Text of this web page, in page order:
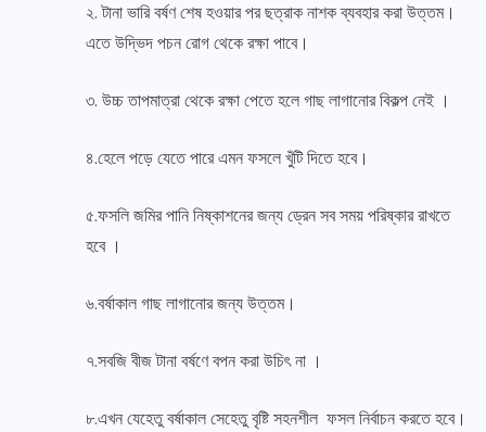
২. টানা ভারি বর্ষণ শেষ হওয়ার পর ছত্রাক নাশক ব্যবহার করা উত্তম।
এতে উদ্ভিদ পচন রোগ থেকে রক্ষা পাবে।
৩. উচ্চ তাপমাত্রা থেকে রক্ষা পেতে হলে গাছ লাগানোর বিকল্প নেই ।
৪.হেলে পড়ে যেতে পারে এমন ফসলে খুঁটি দিতে হবে।
৫.ফসলি জমির পানি নিষ্কাশনের জন্য ড্রেন সব সময় পরিষ্কার রাখতে
হবে ।
৬.বর্ষাকাল গাছ লাগানোর জন্য উত্তম।
৭.সবজি বীজ টানা বর্ষণে বপন করা উচিৎ না ।
৮.এখন যেহেতু বর্ষাকাল সেহেতু বৃষ্টি সহনশীল ফসল নির্বাচন করতে হবে।